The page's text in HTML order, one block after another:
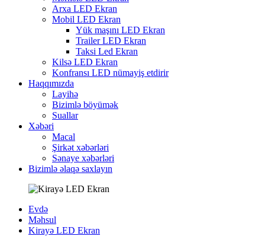
Arxa LED Ekran
Mobil LED Ekran
Yük maşını LED Ekran
Trailer LED Ekran
Taksi Led Ekran
Kilsə LED Ekran
Konfransı LED nümayiş etdirir
Haqqımızda
Layihə
Bizimlə böyümək
Suallar
Xəbəri
Macal
Şirkət xəbərləri
Sənaye xəbərləri
Bizimlə əlaqə saxlayın
Evdə
Məhsul
Kirayə LED Ekran